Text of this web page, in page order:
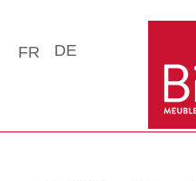
FR DE